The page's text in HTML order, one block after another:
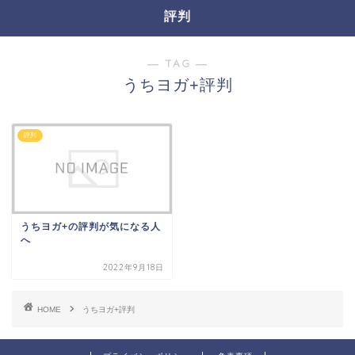
評判
― TAG ―
うちヨガ+評判
評判
うちヨガ+の評判が気になる人
へ
2022年9月18日
HOME うちヨガ+評判